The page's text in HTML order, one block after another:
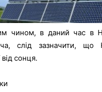
чином, в даний час в
слід зазначити, що
сонця.